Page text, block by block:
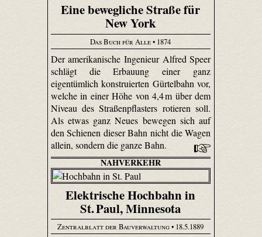
Eine bewegliche Straße für
New York
Das Buch für Alle• 1874
Der amerikanische Ingenieur Alfred Speer
schlägt die Erbauung einer ganz
eigentümlich konstruierten Gürtelbahn vor,
welche in einer Höhe von 4,4 m über dem
Niveau des Straßenpflasters rotieren soll.
Als etwas ganz Neues bewegen sich auf
den Schienen dieser Bahn nicht die Wagen
allein, sondern die ganze Bahn.
NAHVERKEHR
Elektrische Hochbahn in
St. Paul, Minnesota
Zentralblatt der Bauverwaltung• 18.5.1889